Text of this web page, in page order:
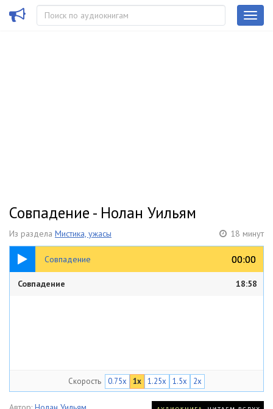
Совпадение - Нолан Уильям
Из раздела Мистика, ужасы 18 минут
Совпадение 00:00
00:00
18:58
Совпадение 18:58
Скорость 0.75x 1x 1.25x 1.5x 2x